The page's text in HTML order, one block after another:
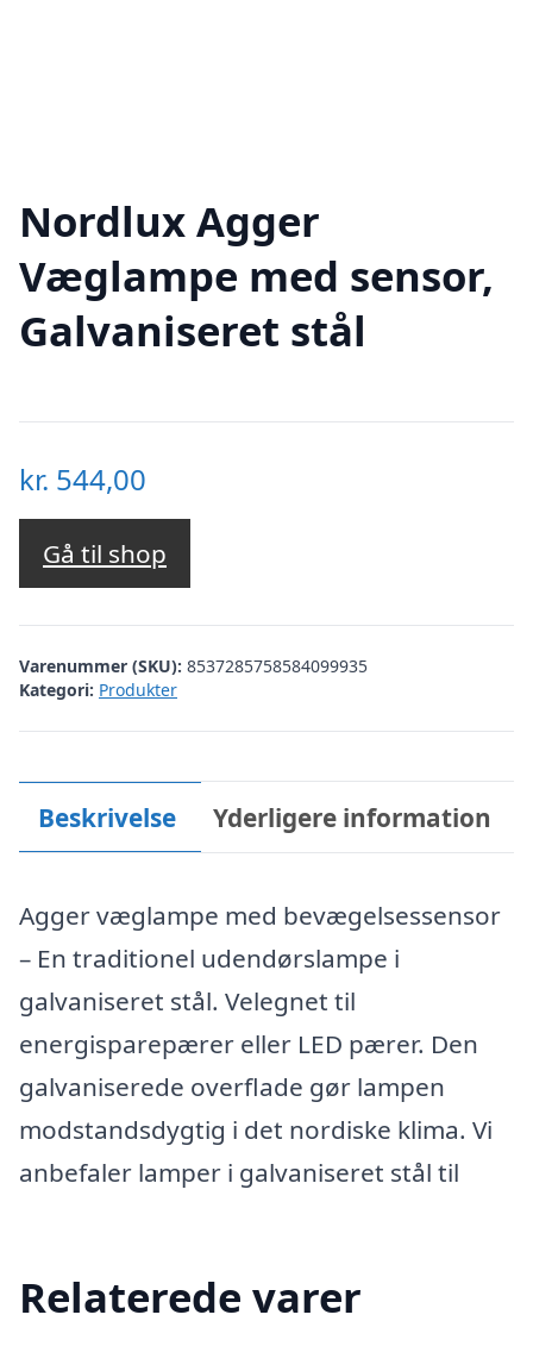
Nordlux Agger
Væglampe med sensor,
Galvaniseret stål
kr. 544,00
Gå til shop
Varenummer (SKU): 8537285758584099935
Kategori: Produkter
Beskrivelse Yderligere information
Agger væglampe med bevægelsessensor
– En traditionel udendørslampe i
galvaniseret stål. Velegnet til
energisparepærer eller LED pærer. Den
galvaniserede overflade gør lampen
modstandsdygtig i det nordiske klima. Vi
anbefaler lamper i galvaniseret stål til
Relaterede varer